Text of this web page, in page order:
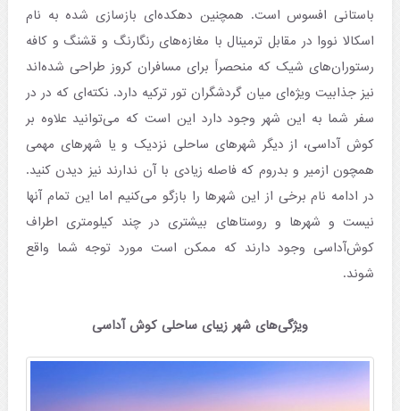
باستانی افسوس است. همچنین دهکده‌ای بازسازی شده به نام
اسکالا نووا در مقابل ترمینال با مغازه‌های رنگارنگ و قشنگ و کافه‌
رستوران‌های شیک که منحصراً برای مسافران کروز طراحی شده‌اند
نیز جذابیت ویژه‌ای میان گردشگران تور ترکیه دارد. نکته‌ای که در در
سفر شما به این شهر وجود دارد این است که می‌توانید علاوه بر
کوش آداسی، از دیگر شهرهای ساحلی نزدیک و یا شهرهای مهمی
همچون ازمیر و بدروم که فاصله زیادی با آن ندارند نیز دیدن کنید.
در ادامه نام برخی از این شهرها را بازگو می‌کنیم اما این تمام آنها
نیست و شهرها و روستاهای بیشتری در چند کیلومتری اطراف
کوش‌آداسی وجود دارند که ممکن است مورد توجه شما واقع
شوند.
ویژگی‌های شهر زیبای ساحلی کوش آداسی